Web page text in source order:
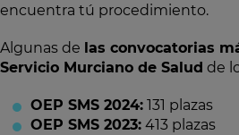
encuentra tú procedimiento.
Algunas de las convocatorias
Servicio Murciano de Salud de
OEP SMS 2024: 131
OEP SMS 2023: 413 plazas